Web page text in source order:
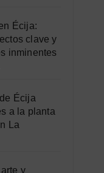
Écija:
clave y
inminentes
Écija
a la planta
La
y